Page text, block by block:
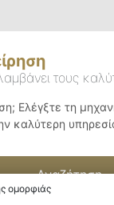
ομορφιάς
τους
Ελέγξτε τη
καλύτερη
Αναζήτηση